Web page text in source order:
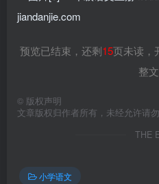
预览已结束，还剩15页未读，
整
© 版权声明
文章版权归作者所有，未经允许请勿
THE
小学语文